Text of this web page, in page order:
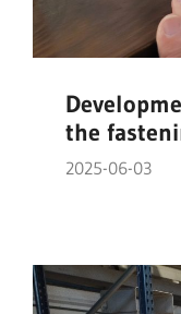
the
2025-06-03